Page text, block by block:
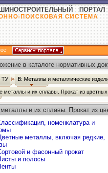
ПОРТАЛ
ПОИСКОВАЯ СИСТЕМА
в каталоге нормативных
ТУ В: Металлы и металлические
металлы и их сплавы. Прокат из
и их сплавы. Прокат из
номенклатура и
металлы, включая редкие,
и фасонный прокат
и полосы